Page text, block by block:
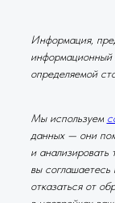
Мы используем
данных — они
и анализировать
вы
отказаться от
Информация,
информационный
определяемой